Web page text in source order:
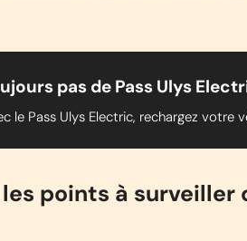
pas de Pass Ulys
le Pass Ulys Electric, rechargez votre
points à surveiller